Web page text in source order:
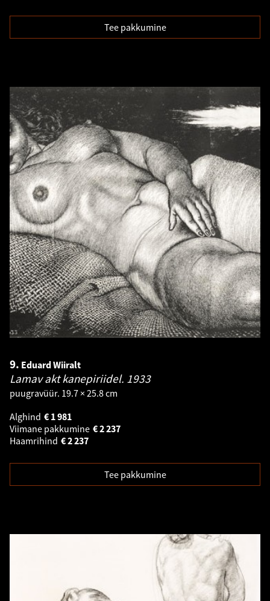
Tee pakkumine
9. Eduard Wiiralt
Lamav akt kanepiriidel. 1933
puugravüür. 19.7 × 25.8 cm
Alghind
1 981
€
Viimane pakkumine
2 237
€
Haamrihind
2 237
€
Tee pakkumine